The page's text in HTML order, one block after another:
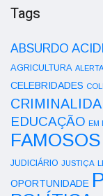
Tags
ABSURDO
AGRICULTURA ALERTA
CELEBRIDADES
EDUCAÇÃO EM
FAMOSOS
JUDICIÁRIO JUSTIÇA
OPORTUNIDADE